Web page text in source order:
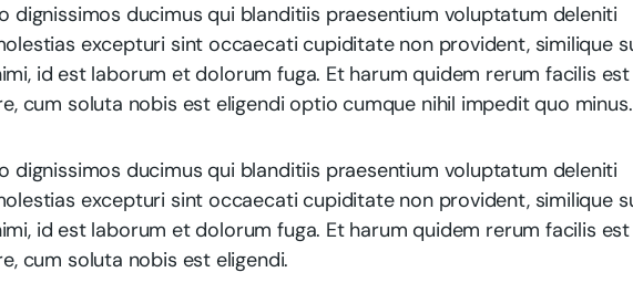
dignissimos ducimus qui blanditiis praesentium voluptatum deleniti
excepturi sint occaecati cupiditate non provident, similique
id est laborum et dolorum fuga. Et harum quidem rerum facilis
cum soluta nobis est eligendi optio cumque nihil impedit quo minus.
dignissimos ducimus qui blanditiis praesentium voluptatum deleniti
excepturi sint occaecati cupiditate non provident, similique
id est laborum et dolorum fuga. Et harum quidem rerum facilis
cum soluta nobis est eligendi.